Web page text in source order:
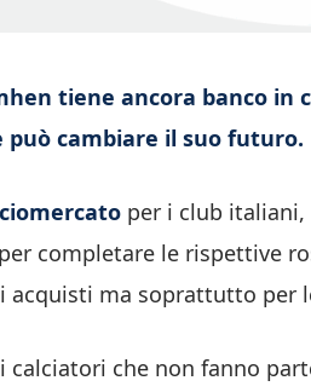
tiene ancora banco in
può cambiare il suo futuro.
per i club
completare le rispettive
acquisti ma soprattutto per
calciatori che non fanno